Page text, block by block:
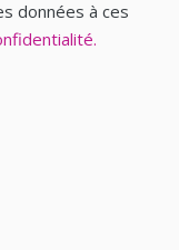
données à ces